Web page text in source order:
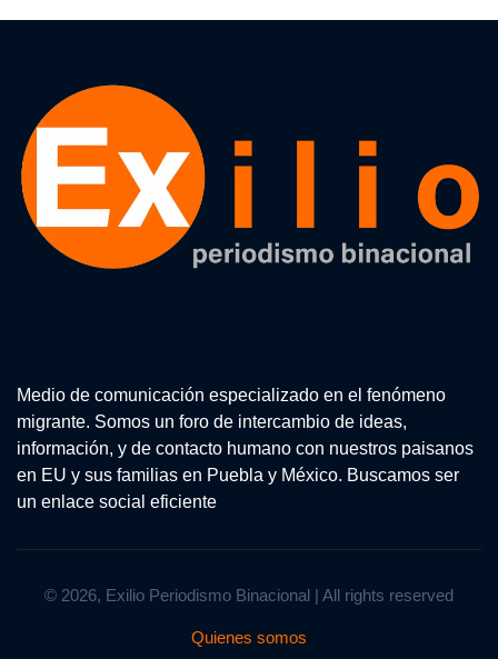
Medio de comunicación especializado en el fenómeno
migrante. Somos un foro de intercambio de ideas,
información, y de contacto humano con nuestros paisanos
en EU y sus familias en Puebla y México. Buscamos ser
un enlace social eficiente
© 2026, Exilio Periodismo Binacional | All rights reserved
Quienes somos